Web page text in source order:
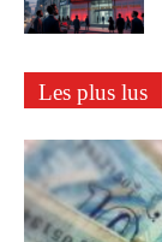
Les plus lus